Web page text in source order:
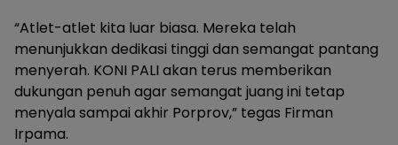
“Atlet-atlet kita luar biasa. Mereka telah
menunjukkan dedikasi tinggi dan semangat pantang
menyerah. KONI PALI akan terus memberikan
dukungan penuh agar semangat juang ini tetap
menyala sampai akhir Porprov,” tegas Firman
Irpama.